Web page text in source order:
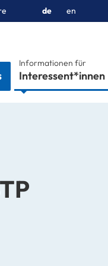
de en
Informationen für
Interessent*innen